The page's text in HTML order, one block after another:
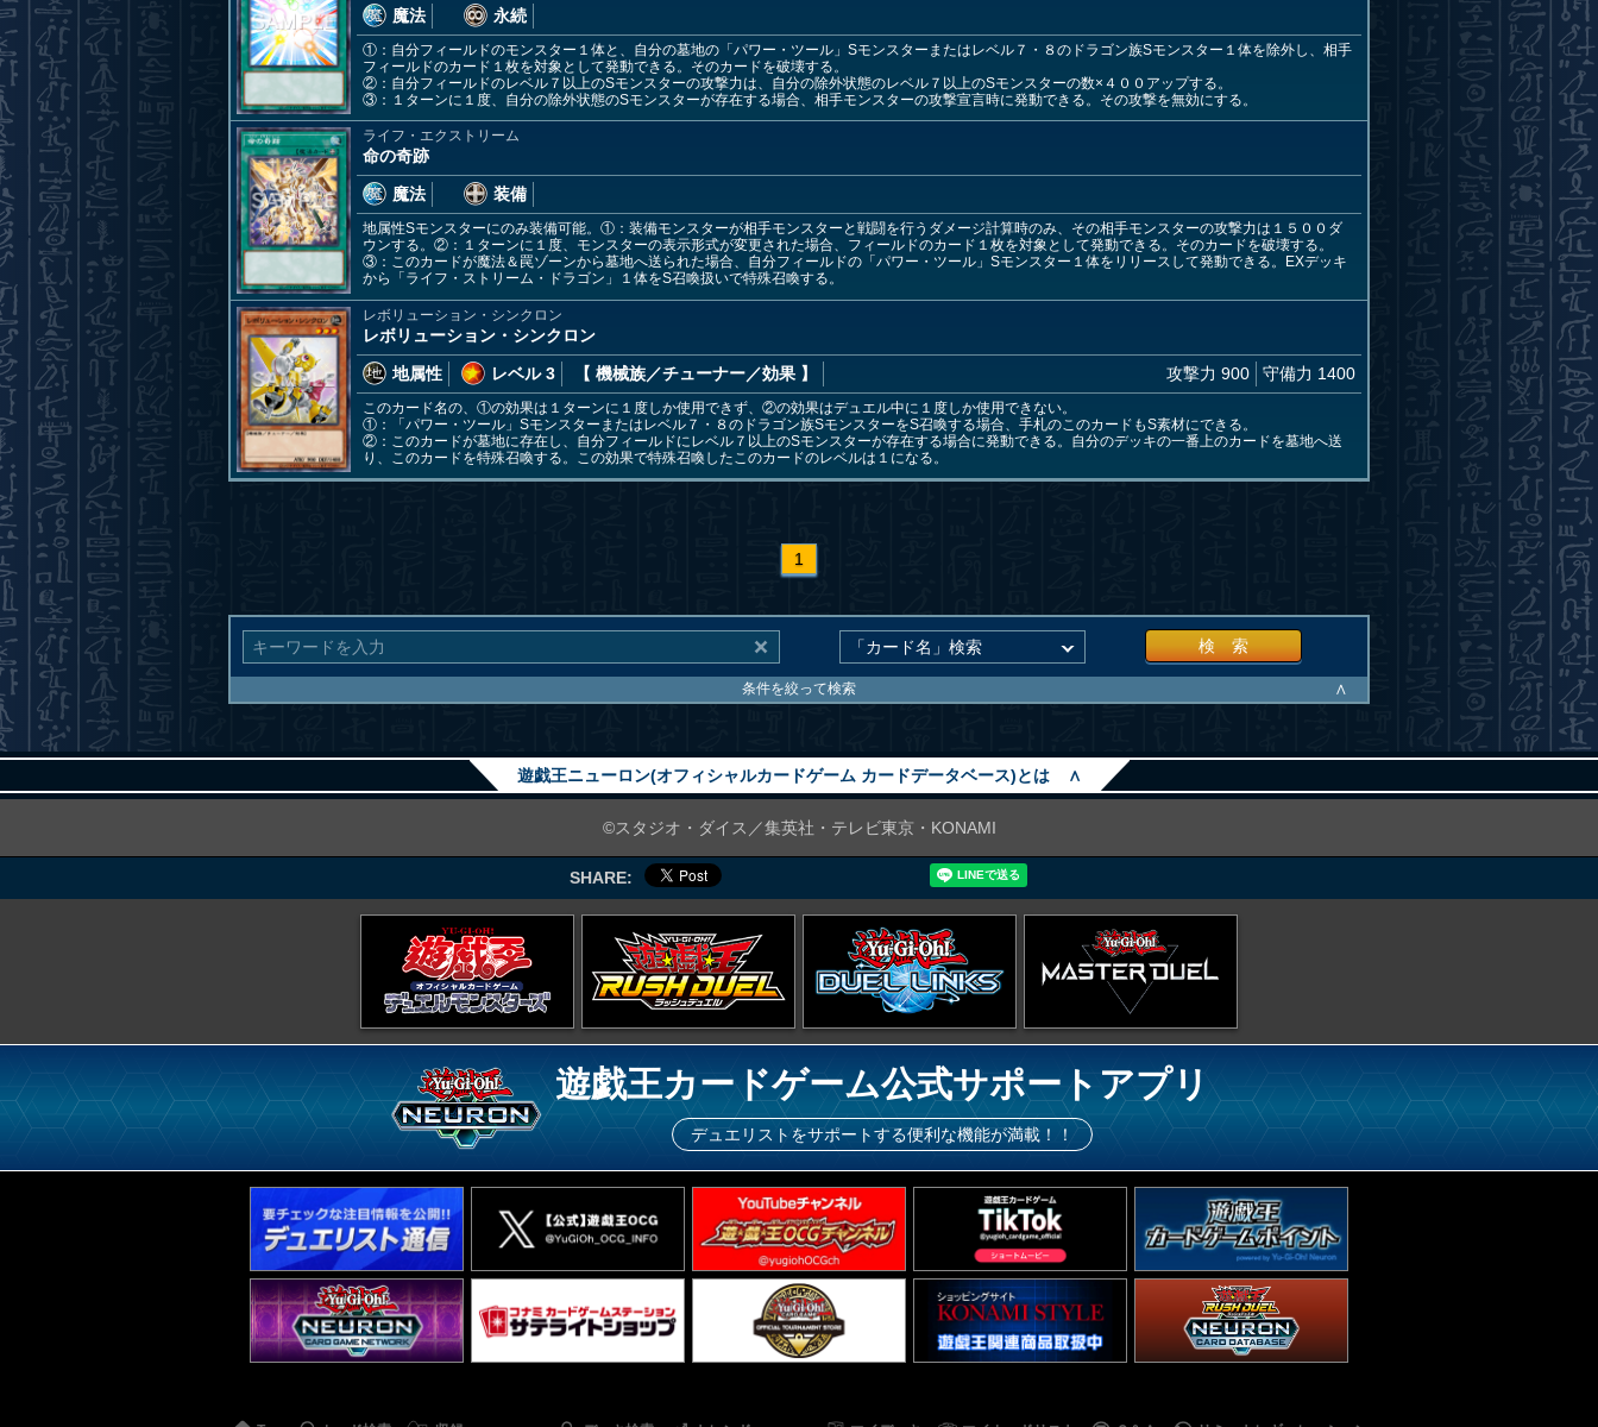
魔法
永続
①：自分フィールドのモンスター１体と、自分の墓地の「パワー・ツール」Sモンスターまたはレベル７・８のドラゴン族Sモンスター１体を除外し、相手
フィールドのカード１枚を対象として発動できる。そのカードを破壊する。
②：自分フィールドのレベル７以上のSモンスターの攻撃力は、自分の除外状態のレベル７以上のSモンスターの数×４００アップする。
③：１ターンに１度、自分の除外状態のSモンスターが存在する場合、相手モンスターの攻撃宣言時に発動できる。その攻撃を無効にする。
ライフ・エクストリーム
命の奇跡
魔法
装備
地属性Sモンスターにのみ装備可能。①：装備モンスターが相手モンスターと戦闘を行うダメージ計算時のみ、その相手モンスターの攻撃力は１５００ダ
ウンする。②：１ターンに１度、モンスターの表示形式が変更された場合、フィールドのカード１枚を対象として発動できる。そのカードを破壊する。
③：このカードが魔法＆罠ゾーンから墓地へ送られた場合、自分フィールドの「パワー・ツール」Sモンスター１体をリリースして発動できる。EXデッキ
から「ライフ・ストリーム・ドラゴン」１体をS召喚扱いで特殊召喚する。
レボリューション・シンクロン
レボリューション・シンクロン
地属性
レベル 3 【 機械族／チューナー／効果 】 攻撃力 900 守備力 1400
このカード名の、①の効果は１ターンに１度しか使用できず、②の効果はデュエル中に１度しか使用できない。
①：「パワー・ツール」Sモンスターまたはレベル７・８のドラゴン族SモンスターをS召喚する場合、手札のこのカードもS素材にできる。
②：このカードが墓地に存在し、自分フィールドにレベル７以上のSモンスターが存在する場合に発動できる。自分のデッキの一番上のカードを墓地へ送
り、このカードを特殊召喚する。この効果で特殊召喚したこのカードのレベルは１になる。
1
検 索
条件を絞って検索 ∧
遊戯王ニューロン(オフィシャルカードゲーム カードデータベース)とは ∧
©スタジオ・ダイス／集英社・テレビ東京・KONAMI
SHARE:
遊戯王カードゲーム公式サポートアプリ
デュエリストをサポートする便利な機能が満載！！